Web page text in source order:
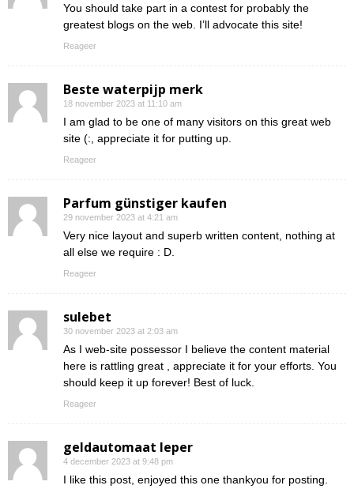
You should take part in a contest for probably the
greatest blogs on the web. I’ll advocate this site!
Reageer
Beste waterpijp merk
18 november 2023 at 11:10 am
I am glad to be one of many visitors on this great web
site (:, appreciate it for putting up.
Reageer
Parfum günstiger kaufen
29 november 2023 at 4:21 am
Very nice layout and superb written content, nothing at
all else we require : D.
Reageer
sulebet
30 november 2023 at 2:03 am
As I web-site possessor I believe the content material
here is rattling great , appreciate it for your efforts. You
should keep it up forever! Best of luck.
Reageer
geldautomaat Ieper
4 december 2023 at 9:48 pm
I like this post, enjoyed this one thankyou for posting.